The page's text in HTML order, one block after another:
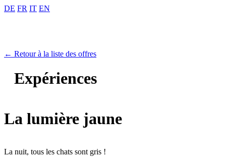
DE FR IT EN
← Retour à la liste des offres
Expériences
La lumière jaune
La nuit, tous les chats sont gris !